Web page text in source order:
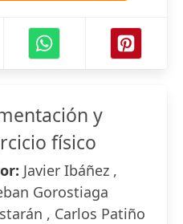
y
físico
Javier Ibáñez ,
Gorostiaga
, Carlos Patiño